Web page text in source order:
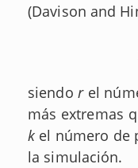
(Davison and
siendorel
más extremas
k el número de
la simulación.